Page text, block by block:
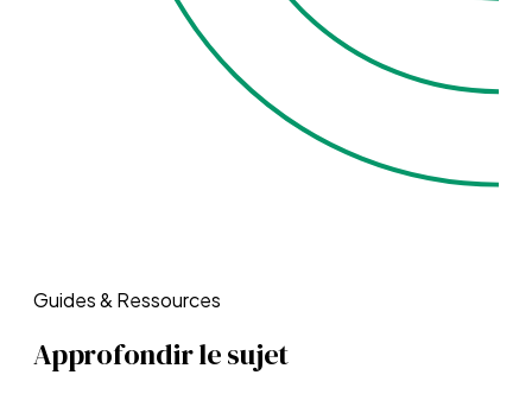
Guides & Ressources
Approfondir le sujet